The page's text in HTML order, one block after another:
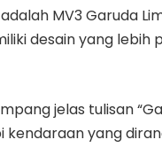
MV3 Garuda
desain yang
jelas tulisan
kendaraan yang